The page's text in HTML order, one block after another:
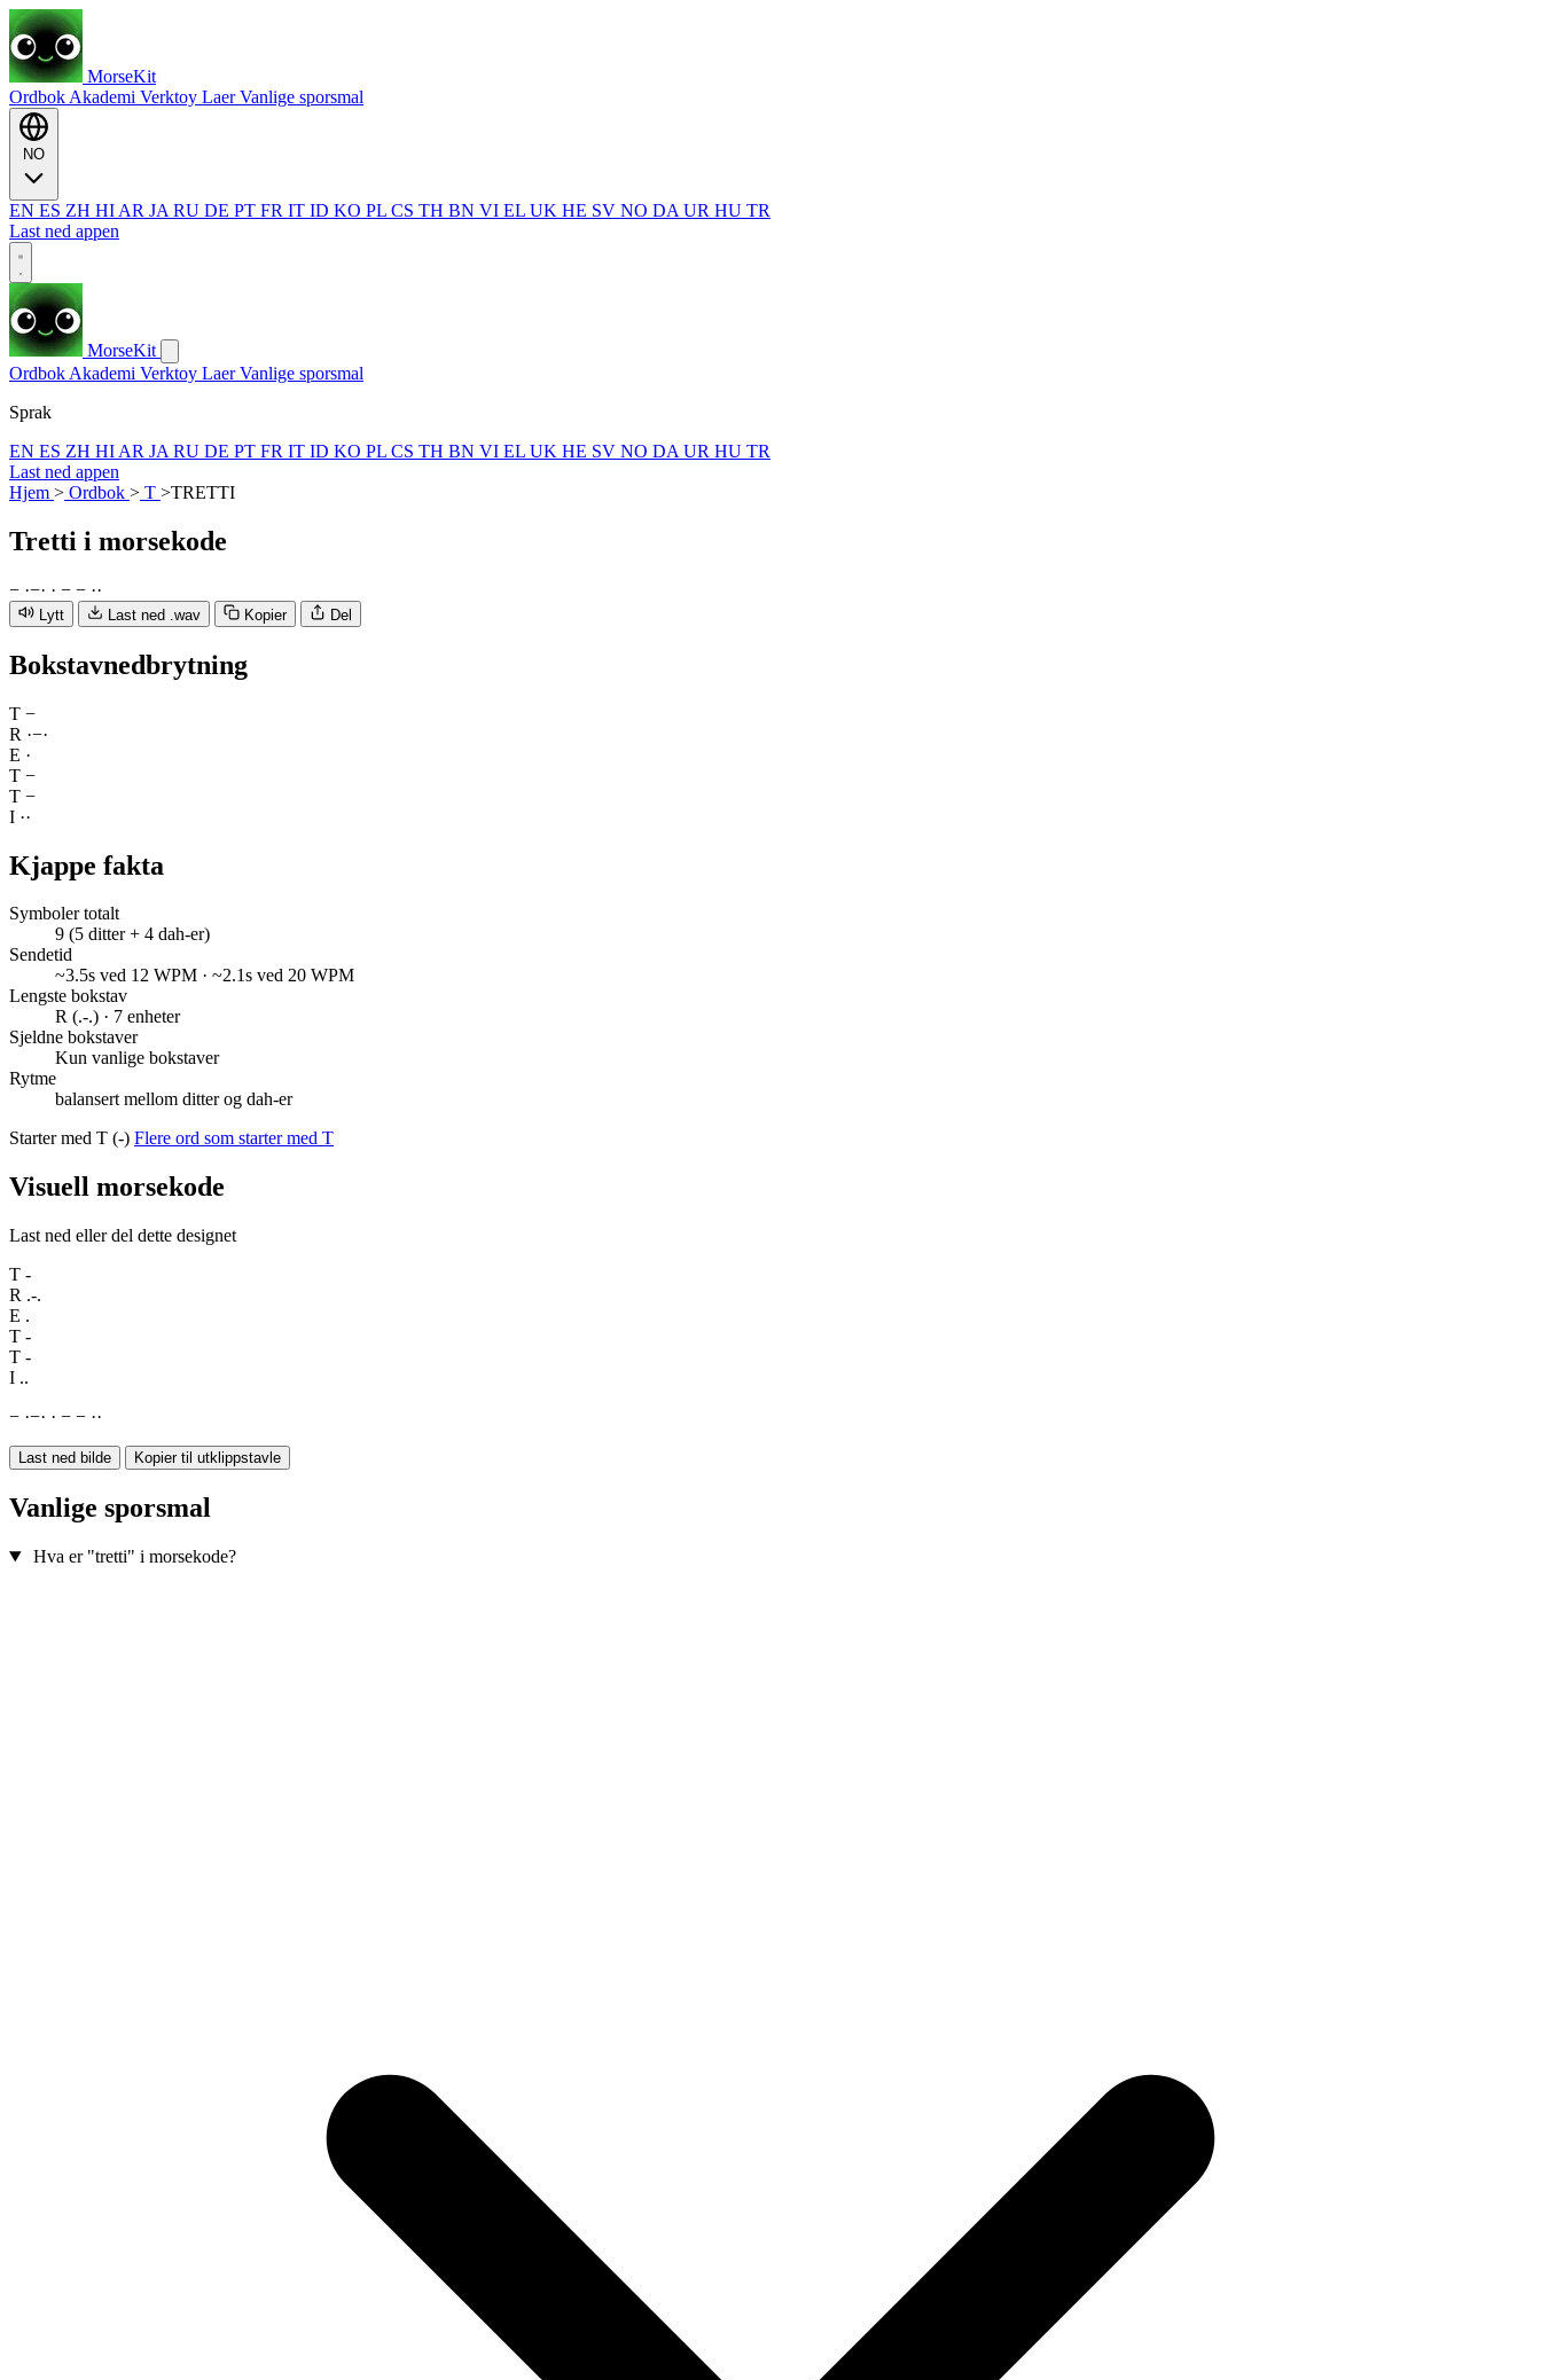
MorseKit
Ordbok Akademi Verktoy LaerVanlige sporsmal
EN ES ZH HI AR JA RU DE PT FR IT ID KO PL CS TH BN VI EL UK HE SV NO DA UR HU TR
Last ned appen
MorseKit
Ordbok Akademi Verktoy LaerVanlige sporsmal
Sprak
EN ES ZH HI AR JA RU DE PT FR IT ID KO PL CS TH BN VI EL UK HE SV NO DA UR HU TR
Last ned appen
Hjem > Ordbok > T >TRETTI
Tretti i morsekode
− ·−· · − − ··
Lytt Last ned .wav Kopier Del
Bokstavnedbrytning
T −
R ·−·
E ·
T −
T −
I ··
Kjappe fakta
Symboler totalt
9 (5 ditter + 4 dah-er)
Sendetid
~3.5s ved 12 WPM · ~2.1s ved 20 WPM
Lengste bokstav
R (.-.) · 7 enheter
Sjeldne bokstaver
Kun vanlige bokstaver
Rytme
balansert mellom ditter og dah-er
Starter med T (-) Flere ord som starter med T
Visuell morsekode
Last ned eller del dette designet
T -
R .-.
E .
T -
T -
I ..
− ·−· · − − ··
Last ned bilde Kopier til utklippstavle
Vanlige sporsmal
Hva er "tretti" i morsekode?